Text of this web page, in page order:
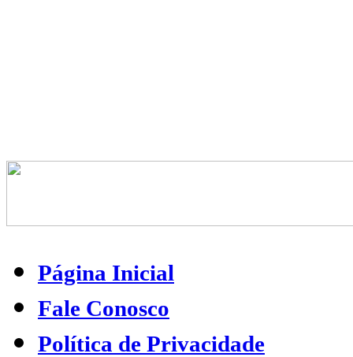
Página Inicial
Fale Conosco
Política de Privacidade